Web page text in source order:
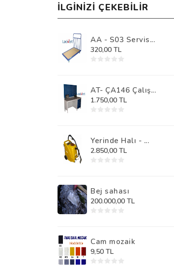
İLGINIZI ÇEKEBILIR
AA - S03 Servis...
320,00 TL
AT- ÇA146 Çalış...
1.750,00 TL
Yerinde Halı - ...
2.850,00 TL
Bej sahası
200.000,00 TL
Cam mozaik
9,50 TL